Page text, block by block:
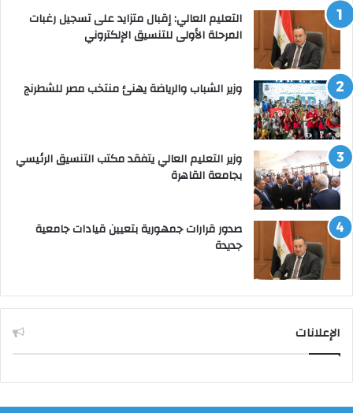
التعليم العالي: إقبال متزايد على تسجيل رغبات
المرحلة الأولى للتنسيق الإلكتروني
وزير الشباب والرياضة يهنئ منتخب مصر للشطرنج
وزير التعليم العالي يتفقد مكتب التنسيق الرئيسي
بجامعة القاهرة
صدور قرارات جمهورية بتعيين قيادات جامعية
جديدة
الإعلانات